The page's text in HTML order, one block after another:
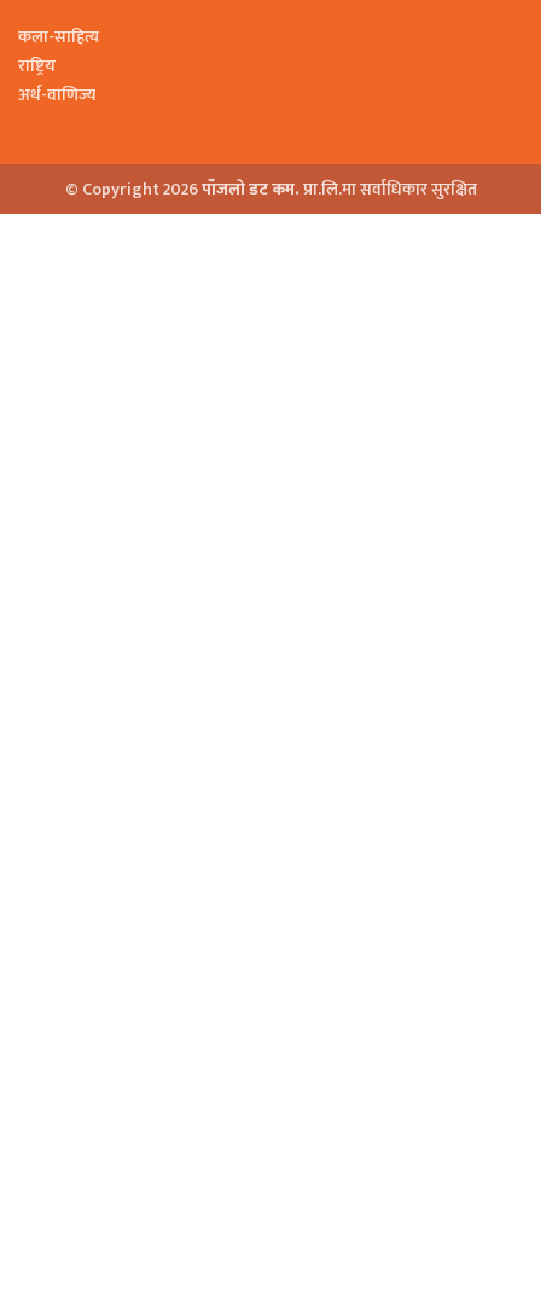
कला-साहित्य
राष्ट्रिय
अर्थ-वाणिज्य
© Copyright 2026पाँजलो डट कम.प्रा.लि.मा सर्वाधिकार सुरक्षित